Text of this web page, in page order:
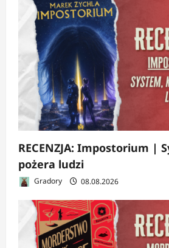
RECENZJA: Impostorium |
pożera ludzi
Gradory 08.08.2026